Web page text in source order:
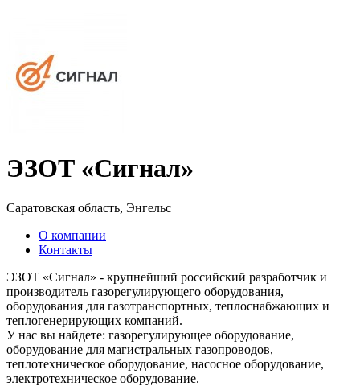
ЭЗОТ «Сигнал»
Саратовская область, Энгельс
О компании
Контакты
ЭЗОТ «Сигнал» - крупнейший российский разработчик и
производитель газорегулирующего оборудования,
оборудования для газотранспортных, теплоснабжающих и
теплогенерирующих компаний.
У нас вы найдете: газорегулирующее оборудование,
оборудование для магистральных газопроводов,
теплотехническое оборудование, насосное оборудование,
электротехническое оборудование.